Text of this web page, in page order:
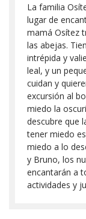
La familia
lugar de
mamá Osítez
las abejas.
intrépida y
leal, y un
cuidan y
excursión al
miedo la
descubre que
tener miedo
miedo a lo
y Bruno, los
encantarán a
actividades y